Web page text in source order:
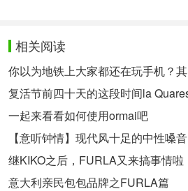
倒的秘密~
至于这个牌子的定价嘛~嘿嘿嘿
尚，这么的好看，一件羊毛衣，
~摸摸钱包，看来小编还需要再
注:秋冬系列图片来源于vogue网
相关热点：意大利时尚 意大利语
相关阅读
你以为地铁上大家都还在玩手机？
复活节前四十天的这段时间la
一起来看看如何使用ormai吧
【意听钟情】现代风十足的中性嗓
继KIKO之后，FURLA又来搞事情啦
意大利亲民包包品牌之FURLA篇